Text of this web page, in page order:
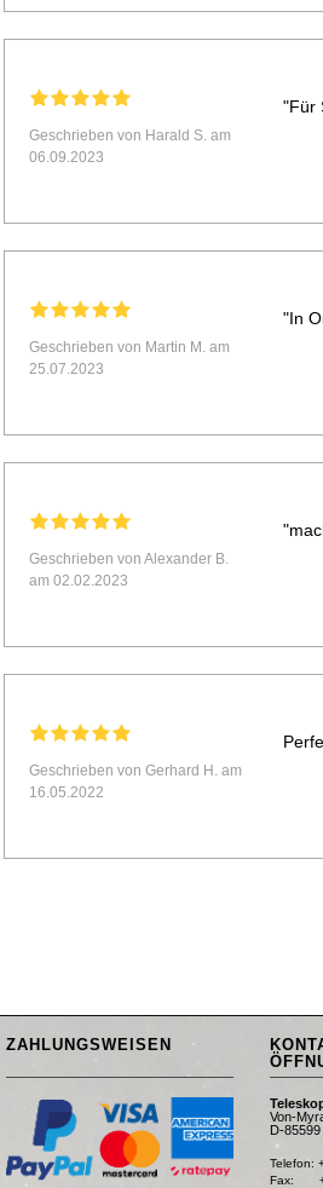
Geschrieben von Harald S. am
06.09.2023
"Für
Geschrieben von Martin M. am
25.07.2023
"In
Geschrieben von Alexander B.
am 02.02.2023
Geschrieben von Gerhard H. am
16.05.2022
ZAHLUNGSWEISEN
Von-
D-
Telefon:
Fax: